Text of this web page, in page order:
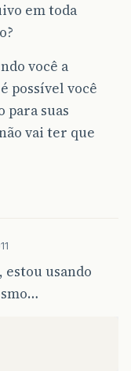
em toda
você a
possível você
para suas
vai ter que
estou usando